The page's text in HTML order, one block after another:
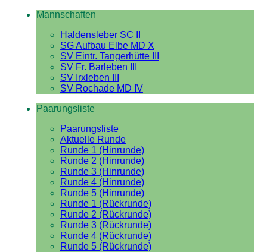
Mannschaften
Haldensleber SC II
SG Aufbau Elbe MD X
SV Eintr. Tangerhütte III
SV Fr. Barleben III
SV Irxleben III
SV Rochade MD IV
Paarungsliste
Paarungsliste
Aktuelle Runde
Runde 1 (Hinrunde)
Runde 2 (Hinrunde)
Runde 3 (Hinrunde)
Runde 4 (Hinrunde)
Runde 5 (Hinrunde)
Runde 1 (Rückrunde)
Runde 2 (Rückrunde)
Runde 3 (Rückrunde)
Runde 4 (Rückrunde)
Runde 5 (Rückrunde)